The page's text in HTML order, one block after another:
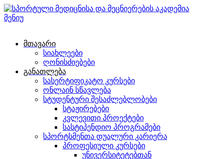
მენიუ
მთავარი
სიახლეები
ღონისძიებები
განათლება
სასერტიფიკატო კურსები
ონლაინ სწავლება
სტუდენტური შესაძლებლობები
სტაჟირებები
კვლევითი პროექტები
სასტიპენდიო პროგრამები
სპორტსმენთა დუალური კარიერა
პროფესიული კურსები
უნივერსიტეტებთან